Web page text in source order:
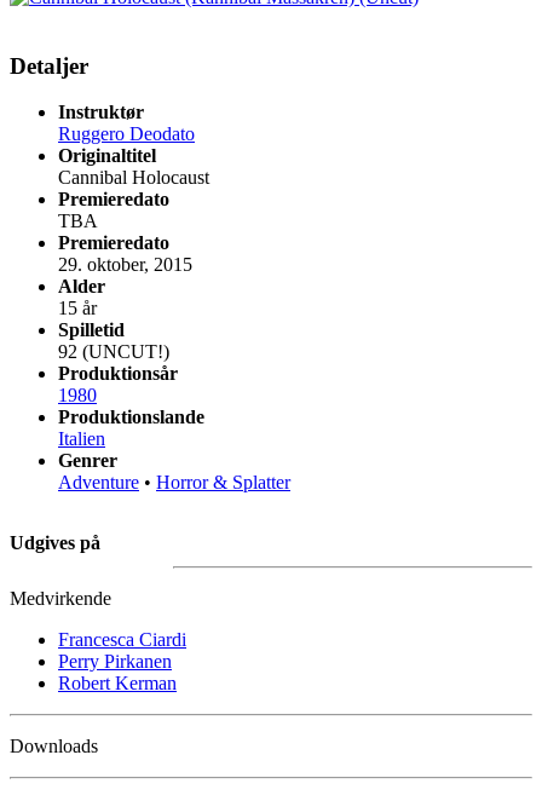
Detaljer
Instruktør
Ruggero Deodato
Originaltitel
Cannibal Holocaust
Premieredato
TBA
Premieredato
29. oktober, 2015
Alder
15 år
Spilletid
92 (UNCUT!)
Produktionsår
1980
Produktionslande
Italien
Genrer
Adventure • Horror & Splatter
Udgives på
Medvirkende
Francesca Ciardi
Perry Pirkanen
Robert Kerman
Downloads